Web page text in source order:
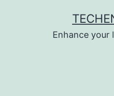
Enhance your